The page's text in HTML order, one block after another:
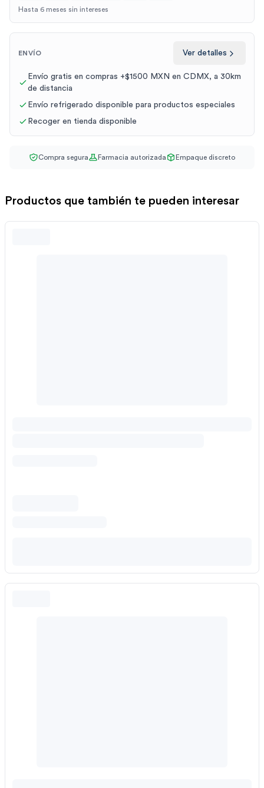
Hasta 6 meses sin intereses
ENVÍO Ver detalles
Envío gratis en compras +$1500 MXN en CDMX, a 30km
de distancia
Envío refrigerado disponible para productos especiales
Recoger en tienda disponible
Compra segura Farmacia autorizada Empaque discreto
Productos que también te pueden interesar